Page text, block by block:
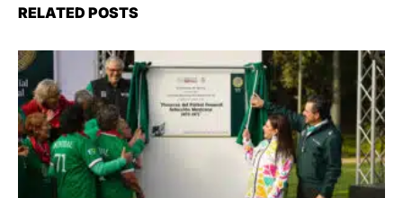
RELATED POSTS